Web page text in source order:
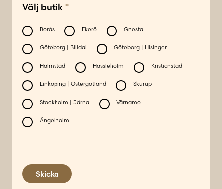
o
s
t
n
u
m
m
e
r
*
E
s
t
Välj butik *
Borås Ekerö Gnesta
Göteborg | Billdal Göteborg | Hisingen
Halmstad Hässleholm Kristianstad
Linköping | Östergötland Skurup
Stockholm | Järna Värnamo
Ängelholm
Skicka